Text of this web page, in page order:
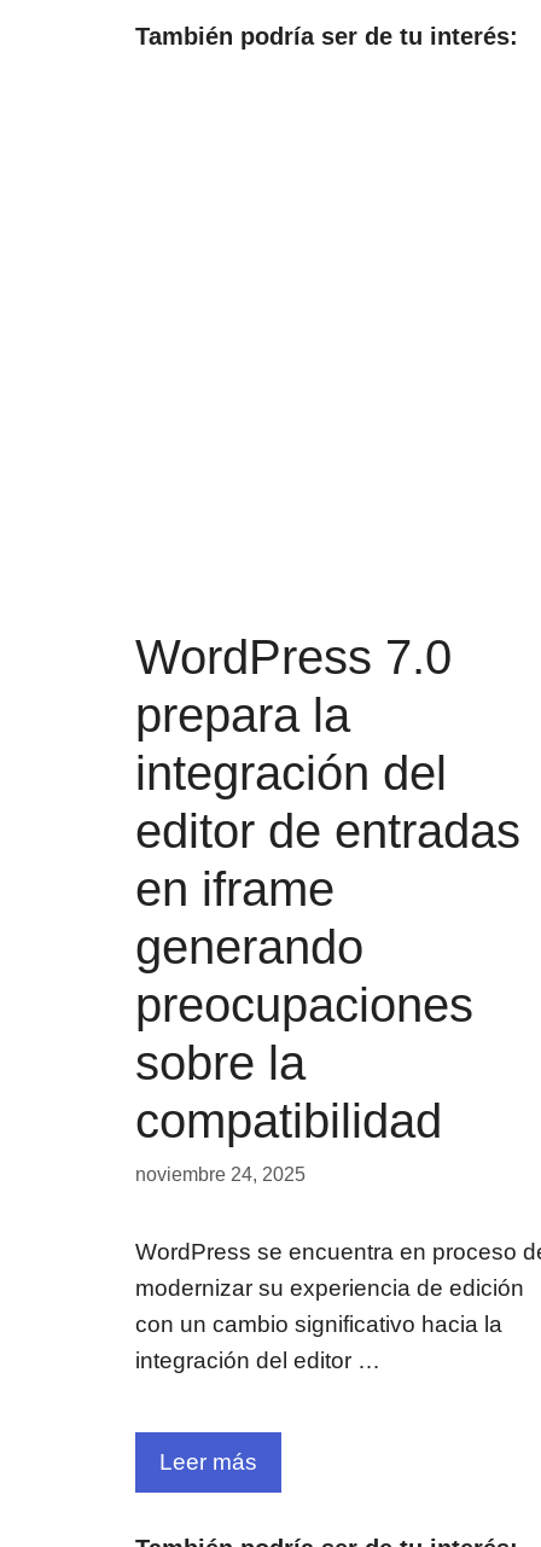
También podría ser de tu interés:
WordPress 7.0
prepara la
integración del
editor de entradas
en iframe
generando
preocupaciones
sobre la
compatibilidad
noviembre 24, 2025
WordPress se encuentra en proceso
modernizar su experiencia de edición
con un cambio significativo hacia la
integración del editor …
Leer más